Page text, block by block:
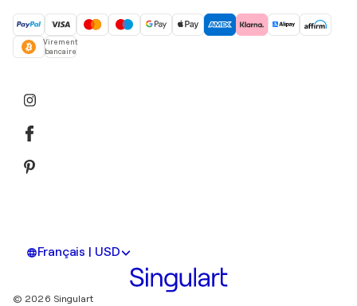
Virement
bancaire
Français | USD
© 2026 Singulart